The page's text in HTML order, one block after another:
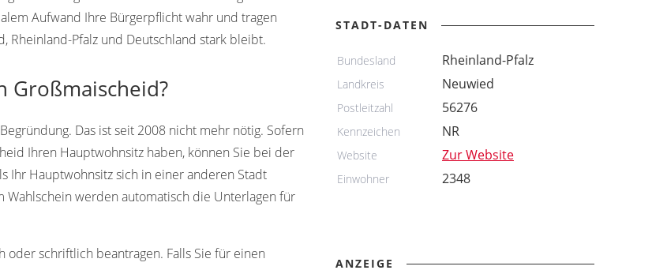
Aufwand Ihre Bürgerpflicht wahr und tragen
Rheinland-Pfalz und Deutschland stark bleibt.
Großmaischeid?
Das ist seit 2008 nicht mehr nötig. Sofern
Ihren Hauptwohnsitz haben, können Sie bei der
Ihr Hauptwohnsitz sich in einer anderen Stadt
werden automatisch die Unterlagen für
schriftlich beantragen. Falls Sie für einen
STADT-DATEN
Bundesland Rheinland-Pfalz
Landkreis Neuwied
Postleitzahl 56276
Kennzeichen NR
Website Zur Website
Einwohner 2348
ANZEIGE